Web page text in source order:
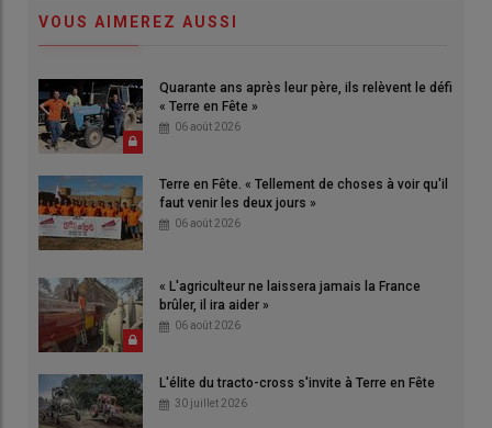
VOUS AIMEREZ AUSSI
Quarante ans après leur père, ils relèvent le défi
« Terre en Fête »
06 août 2026
Terre en Fête. « Tellement de choses à voir qu'il
faut venir les deux jours »
06 août 2026
« L'agriculteur ne laissera jamais la France
brûler, il ira aider »
06 août 2026
L'élite du tracto-cross s'invite à Terre en Fête
30 juillet 2026